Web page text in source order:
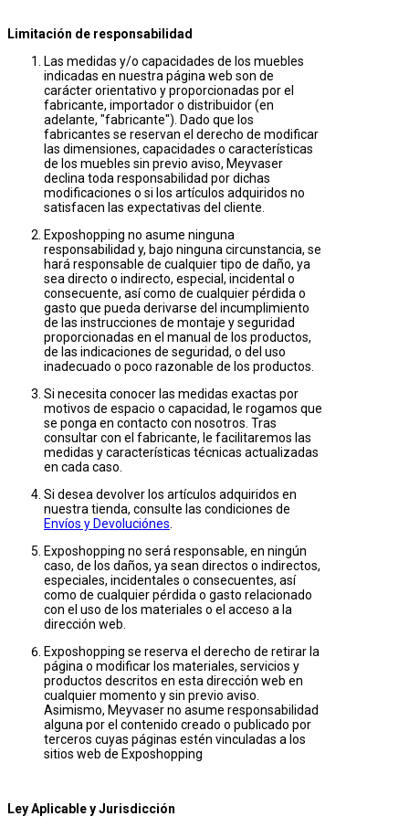
Limitación de responsabilidad
Las medidas y/o capacidades de los muebles
indicadas en nuestra página web son de
carácter orientativo y proporcionadas por el
fabricante, importador o distribuidor (en
adelante, "fabricante"). Dado que los
fabricantes se reservan el derecho de modificar
las dimensiones, capacidades o características
de los muebles sin previo aviso, Meyvaser
declina toda responsabilidad por dichas
modificaciones o si los artículos adquiridos no
satisfacen las expectativas del cliente.
Exposhopping no asume ninguna
responsabilidad y, bajo ninguna circunstancia, se
hará responsable de cualquier tipo de daño, ya
sea directo o indirecto, especial, incidental o
consecuente, así como de cualquier pérdida o
gasto que pueda derivarse del incumplimiento
de las instrucciones de montaje y seguridad
proporcionadas en el manual de los productos,
de las indicaciones de seguridad, o del uso
inadecuado o poco razonable de los productos.
Si necesita conocer las medidas exactas por
motivos de espacio o capacidad, le rogamos que
se ponga en contacto con nosotros. Tras
consultar con el fabricante, le facilitaremos las
medidas y características técnicas actualizadas
en cada caso.
Si desea devolver los artículos adquiridos en
nuestra tienda, consulte las condiciones de
Envíos y Devoluciónes
Exposhopping no será responsable, en ningún
caso, de los daños, ya sean directos o indirectos,
especiales, incidentales o consecuentes, así
como de cualquier pérdida o gasto relacionado
con el uso de los materiales o el acceso a la
dirección web.
Exposhopping se reserva el derecho de retirar la
página o modificar los materiales, servicios y
productos descritos en esta dirección web en
cualquier momento y sin previo aviso.
Asimismo, Meyvaser no asume responsabilidad
alguna por el contenido creado o publicado por
terceros cuyas páginas estén vinculadas a los
sitios web de Exposhopping
Ley Aplicable y Jurisdicción